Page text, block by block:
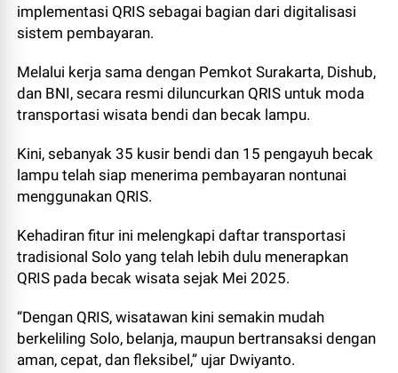
implementasi QRIS sebagai bagian dari digitalisasi
sistem pembayaran.
Melalui kerja sama dengan Pemkot Surakarta, Dishub,
dan BNI, secara resmi diluncurkan QRIS untuk moda
transportasi wisata bendi dan becak lampu.
Kini, sebanyak 35 kusir bendi dan 15 pengayuh becak
lampu telah siap menerima pembayaran nontunai
menggunakan QRIS.
Kehadiran fitur ini melengkapi daftar transportasi
tradisional Solo yang telah lebih dulu menerapkan
QRIS pada becak wisata sejak Mei 2025.
“Dengan QRIS, wisatawan kini semakin mudah
berkeliling Solo, belanja, maupun bertransaksi dengan
aman, cepat, dan fleksibel,” ujar Dwiyanto.